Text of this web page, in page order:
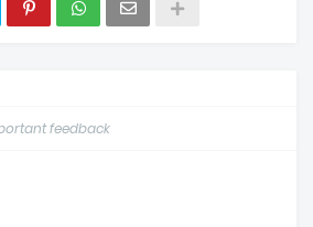
feedback